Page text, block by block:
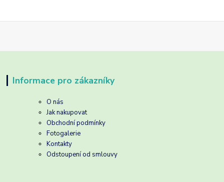
Informace pro zákazníky
O nás
Jak nakupovat
Obchodní podmínky
Fotogalerie
Kontakty
Odstoupení od smlouvy